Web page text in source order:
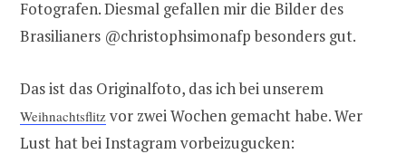
Fotografen. Diesmal gefallen mir die Bilder des
Brasilianers @christophsimonafp besonders gut.
Das ist das Originalfoto, das ich bei unserem
Weihnachtsflitz vor zwei Wochen gemacht habe. Wer
Lust hat bei Instagram vorbeizugucken: